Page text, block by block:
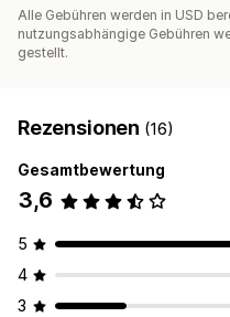
Alle Gebühren werden in USD
nutzungsabhängige Gebühren
gestellt.
Rezensionen (16)
Gesamtbewertung
3,6
5
4
3